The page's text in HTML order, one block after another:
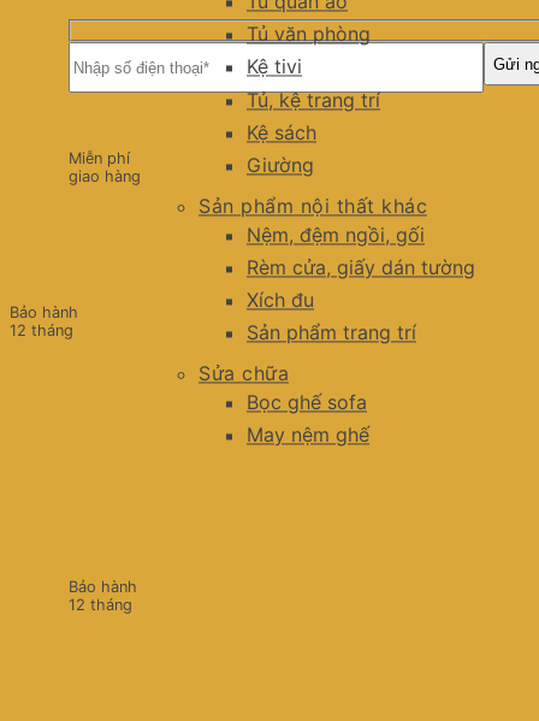
Tủ văn phòng
Kệ tivi
Tủ, kệ trang trí
Kệ sách
Giường
Sản phẩm nội thất khác
Nệm, đệm ngồi, gối
Rèm cửa, giấy dán tường
Xích đu
Sản phẩm trang trí
Sửa chữa
Bọc ghế sofa
May nệm ghế
Miễn phí
giao hàng
Bảo hành
12 tháng
Bảo hành
12 tháng